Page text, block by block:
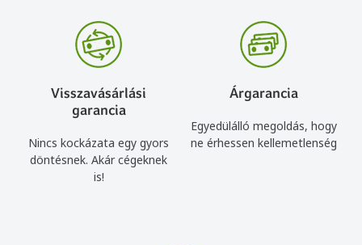
Visszavásárlási
garancia
Nincs kockázata egy gyors
döntésnek. Akár cégeknek
is!
Árgarancia
Egyedülálló megoldás, hogy
ne érhessen kellemetlenség